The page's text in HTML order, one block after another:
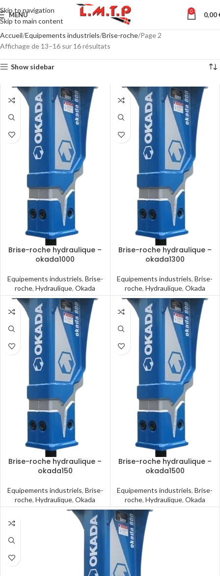
Skip to navigation
Skip to main content
MENU 0 0,00
Accueil Equipements industriels Brise-roche Page 2
Affichage de 13–16 sur 16 résultats
Show sidebar
Brise-roche hydraulique –
okada1000
Equipements industriels, Brise-
roche,Hydraulique,Okada
Brise-roche hydraulique –
okada1300
Equipements industriels,Brise-
roche, Hydraulique, Okada
Brise-roche hydraulique –
okada150
Equipements industriels, Brise-
roche,Hydraulique,Okada
Brise-roche hydraulique –
okada1500
Equipements industriels,Brise-
roche, Hydraulique, Okada